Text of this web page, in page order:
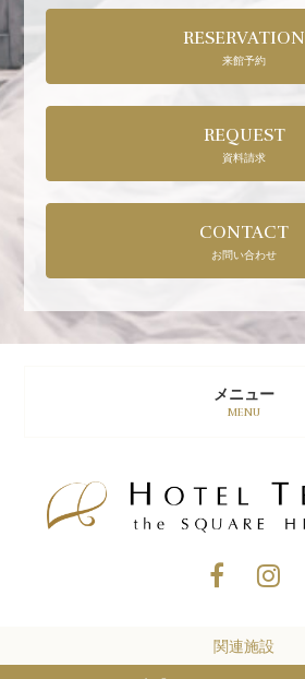
RESERVATION
来館予約
REQUEST
資料請求
CONTACT
お問い合わせ
メニュー
MENU
関連施設